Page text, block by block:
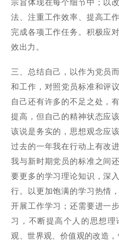
宗旨体现在每个细节中；以
法、注重工作效率、提高工
完成各项工作任务。积极应
效出力。
三、总结自己，以作为党员
和工作，对照党员标准和评
自己还有许多的不足之处，
提高，但自己的精神状态应
该说是务实的，思想观念应
过去的一年我在行动上有改
我与新时期党员的标准之间
要更多的学习理论知识，深
行。以更加饱满的学习热情
开展工作学习；还需要进一
习，不断提高个人的思想
观、世界观、价值观的改造，